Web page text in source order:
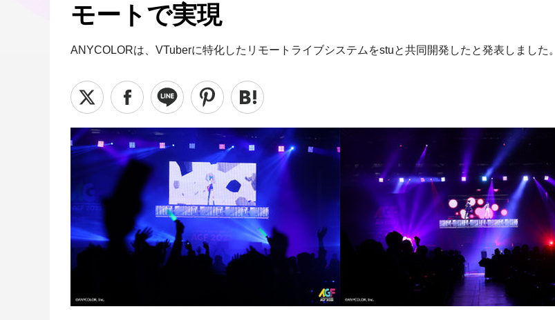
モートで実現
ANYCOLORは、VTuberに特化したリモートライブシステムをstuと共同開発したと発表しました。